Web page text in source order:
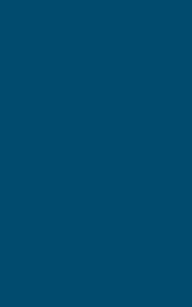
annan webbplats
webbplats